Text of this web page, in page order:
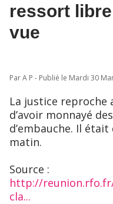
ressort
vue
Par A P - Publié le Mardi 30
La justice reproche au maire de Saint-Louis
d’avoir monnayé
d’embauche. Il
matin.
Source :
http://
cla...